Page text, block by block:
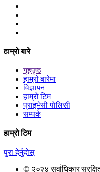
हाम्रो बारे
गृहपृष्ठ
हाम्रो बारेमा
विज्ञापन
हाम्रो टिम
प्राइभेसी पोलिसी
सम्पर्क
हाम्रो टिम
पुरा हेर्नुहोस्
© २०२४ सर्वाधिकार